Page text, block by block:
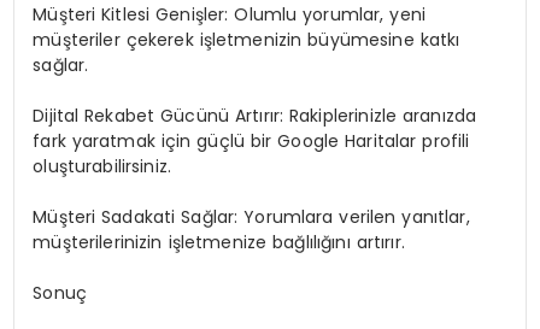
Müşteri Kitlesi Genişler: Olumlu yorumlar, yeni
müşteriler çekerek işletmenizin büyümesine katkı
sağlar.
Dijital Rekabet Gücünü Artırır: Rakiplerinizle aranızda
fark yaratmak için güçlü bir Google Haritalar profili
oluşturabilirsiniz.
Müşteri Sadakati Sağlar: Yorumlara verilen yanıtlar,
müşterilerinizin işletmenize bağlılığını artırır.
Sonuç